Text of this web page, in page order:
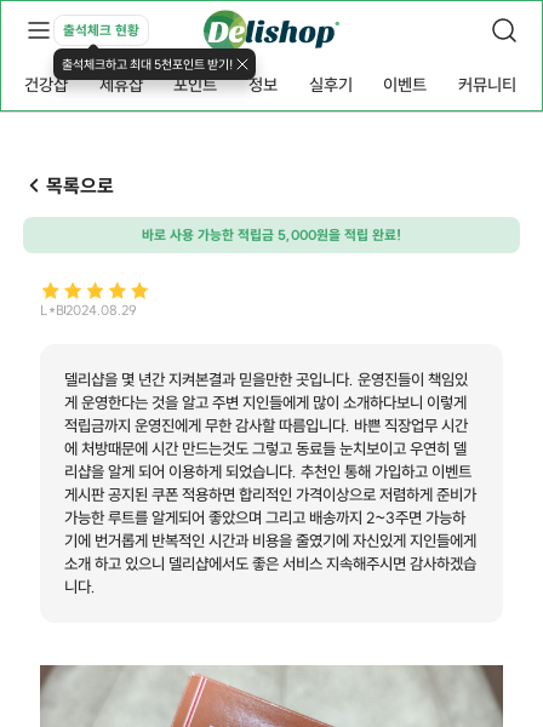
출석체크 현황
출석체크하고 최대 5천포인트 받기!
건강샵 제휴샵 포인트 정보 실후기 이벤트 커뮤니티
목록으로
바로 사용 가능한 적립금 5,000원을 적립 완료!
L*B2024.08.29
델리샵을 몇 년간 지켜본결과 믿을만한 곳입니다. 운영진들이 책임있
게 운영한다는 것을 알고 주변 지인들에게 많이 소개하다보니 이렇게
적립금까지 운영진에게 무한 감사할 따름입니다. 바쁜 직장업무 시간
에 처방때문에 시간 만드는것도 그렇고 동료들 눈치보이고 우연히 델
리샵을 알게 되어 이용하게 되었습니다. 추천인 통해 가입하고 이벤트
게시판 공지된 쿠폰 적용하면 합리적인 가격이상으로 저렴하게 준비가
가능한 루트를 알게되어 좋았으며 그리고 배송까지 2~3주면 가능하
기에 번거롭게 반복적인 시간과 비용을 줄였기에 자신있게 지인들에게
소개 하고 있으니 델리샵에서도 좋은 서비스 지속해주시면 감사하겠습
니다.